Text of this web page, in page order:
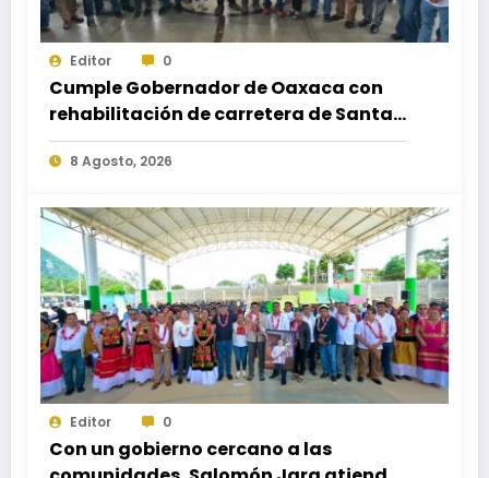
Editor 0
Cumple Gobernador de Oaxaca con
rehabilitación de carretera de Santa
María Ecatepec
8 Agosto, 2026
Editor 0
Con un gobierno cercano a las